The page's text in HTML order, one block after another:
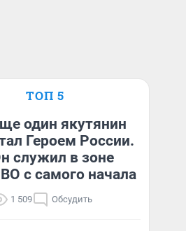
ТОП 5
один якутянин
Героем России.
служил в зоне
с самого начала
1 509 Обсудить